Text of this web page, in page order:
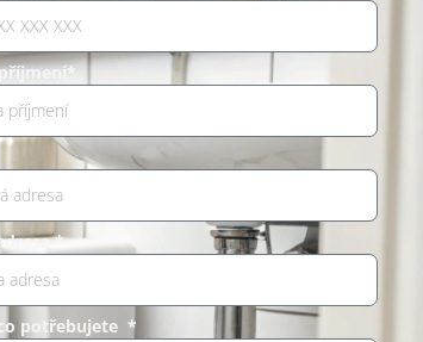
*
potřebujete *